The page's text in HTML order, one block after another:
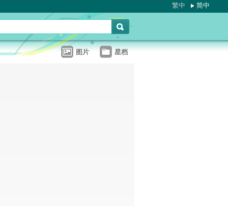
繁中 简中
图片 星档